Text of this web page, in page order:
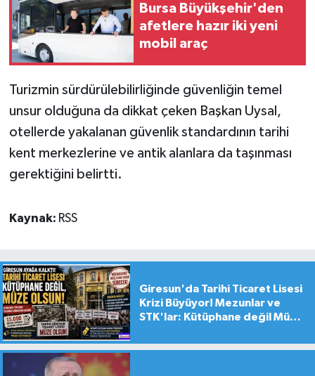
Bursa Büyükşehir'den
afetlere hazır iki yeni
mobil araç
Turizmin sürdürülebilirliğinde güvenliğin temel
unsur olduğuna da dikkat çeken Başkan Uysal,
otellerde yakalanan güvenlik standardının tarihi
kent merkezlerine ve antik alanlara da taşınması
gerektiğini belirtti.
Kaynak: RSS
Giresun'da Tarihi Ticaret Lisesi
Krizi Büyüyor! Mezunlar ve
STK'lar: Kütüphane değil Müze